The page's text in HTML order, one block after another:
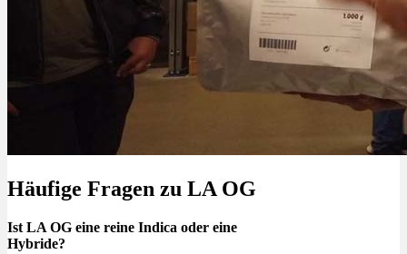
Häufige Fragen zu LA OG
Ist LA OG eine reine Indica oder eine
Hybride?